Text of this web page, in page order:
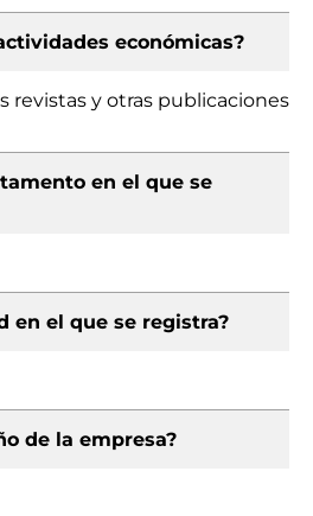
económicas?
revistas y otras publicaciones
en el que se
en el que se registra?
de la empresa?